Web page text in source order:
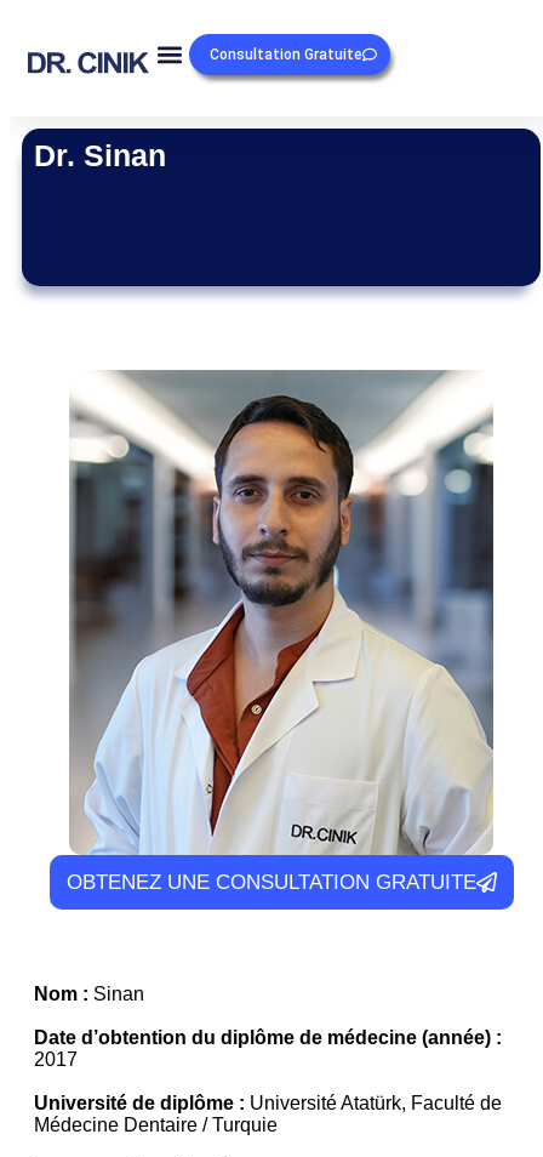
Consultation Gratuite
Dr. Sinan
OBTENEZ UNE CONSULTATION GRATUITE
Nom : Sinan
Date d’obtention du diplôme de médecine (année) :
2017
Université de diplôme : Université Atatürk, Faculté de
Médecine Dentaire / Turquie